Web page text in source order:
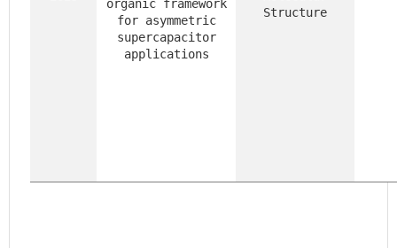
organic framework
for asymmetric
supercapacitor
applications
Structure